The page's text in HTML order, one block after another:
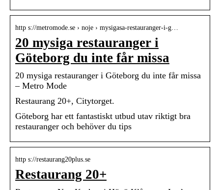
http s://metromode.se › noje › mysigasa-restauranger-i-g…
20 mysiga restauranger i
Göteborg du inte får missa
20 mysiga restauranger i Göteborg du inte får missa
– Metro Mode
Restaurang 20+, Citytorget.
Göteborg har ett fantastiskt utbud utav riktigt bra
restauranger och behöver du tips
http s://restaurang20plus.se
Restaurang 20+